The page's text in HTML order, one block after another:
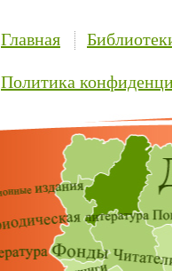
Главная
Политика